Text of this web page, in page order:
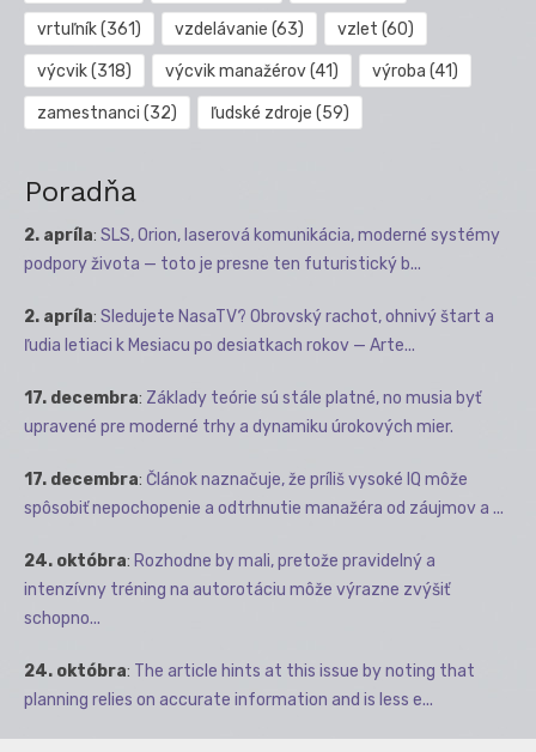
vrtuľník(361) vzdelávanie (63) vzlet (60)
výcvik(318) výcvik manažérov(41) výroba (41)
zamestnanci (32) ľudské zdroje (59)
Poradňa
2. apríla: SLS, Orion, laserová komunikácia, moderné systémy
podpory života — toto je presne ten futuristický b...
2. apríla: Sledujete NasaTV? Obrovský rachot, ohnivý štart a
ľudia letiaci k Mesiacu po desiatkach rokov — Arte...
17. decembra: Základy teórie sú stále platné, no musia byť
upravené pre moderné trhy a dynamiku úrokových mier.
17. decembra: Článok naznačuje, že príliš vysoké IQ môže
spôsobiť nepochopenie a odtrhnutie manažéra od záujmov a ...
24. októbra: Rozhodne by mali, pretože pravidelný a
intenzívny tréning na autorotáciu môže výrazne zvýšiť
schopno...
24. októbra: The article hints at this issue by noting that
planning relies on accurate information and is less e...